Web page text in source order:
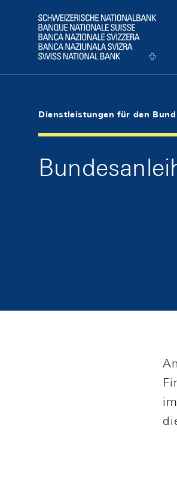
Logo
Dienstleistungen für den Bund